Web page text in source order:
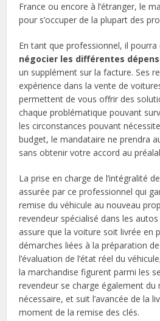
France ou encore à l’étranger, le
pour s’occuper de la plupart des
En tant que professionnel, il pourra
négocier les différentes
un supplément sur la facture. Ses
expérience dans la vente de
permettent de vous offrir des
chaque problématique pouvant
les circonstances pouvant
budget, le mandataire ne prendra
sans obtenir votre accord au
La prise en charge de l’intégralité
assurée par ce professionnel qui
remise du véhicule au nouveau
revendeur spécialisé dans les
assure que la voiture soit livrée en
démarches liées à la préparation de
l’évaluation de l’état réel du
la marchandise figurent parmi les
revendeur se charge également du
nécessaire, et suit l’avancée de la
moment de la remise des clés.